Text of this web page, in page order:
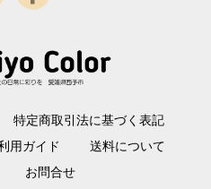
特定商取引法に基づく表記
用ガイド
送料について
お問合せ